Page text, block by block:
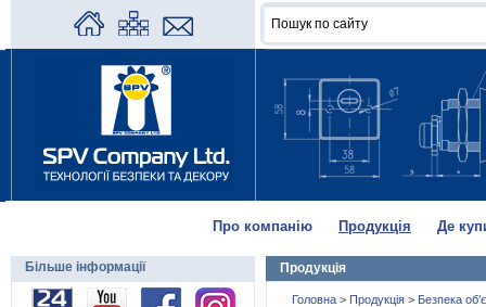
Про компанію Продукція Де
Продукція
Головна > Продукція > Безпека
Більше інформації